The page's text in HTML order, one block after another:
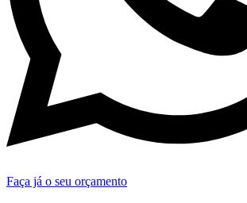
Faça já o seu orçamento